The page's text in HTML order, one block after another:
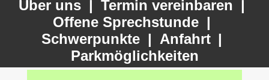
Über uns | Termin vereinbaren |
Offene Sprechstunde |
Schwerpunkte | Anfahrt |
Parkmöglichkeiten